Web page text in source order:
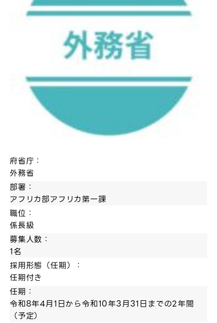
府省庁：
外務省
部署：
アフリカ部アフリカ第一課
職位：
係長級
募集人数：
1名
採用形態（任期）：
任期付き
任期：
令和8年4月1日から令和10年3月31日までの2年間
（予定）